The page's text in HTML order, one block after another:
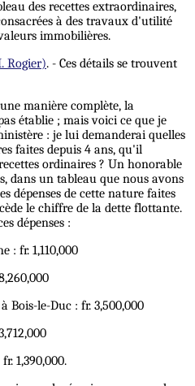
des recettes extraordinaires,
à des travaux d'utilité
immobilières.
Rogier). - Ces détails se trouvent
manière complète, la
établie ; mais voici ce que je
: je lui demanderai quelles
faites depuis 4 ans, qu'il
ordinaires ? Un honorable
dans un tableau que nous avons
dépenses de cette nature faites
le chiffre de la dette flottante.
dépenses :
: fr. 1,110,000
Bois-le-Duc : fr. 3,500,000
1,390,000.